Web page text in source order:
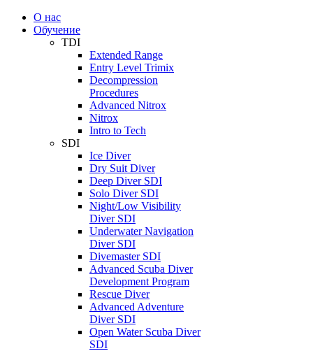
О нас
Обучение
TDI
Extended Range
Entry Level Trimix
Decompression
Procedures
Advanced Nitrox
Nitrox
Intro to Tech
SDI
Ice Diver
Dry Suit Diver
Deep Diver SDI
Solo Diver SDI
Night/Low Visibility
Diver SDI
Underwater Navigation
Diver SDI
Divemaster SDI
Advanced Scuba Diver
Development Program
Rescue Diver
Advanced Adventure
Diver SDI
Open Water Scuba Diver
SDI